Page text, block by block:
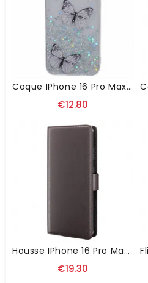
Coque IPhone 16 Pro Max Papillons Scintillants
€12.80
Housse IPhone 16 Pro Max Véritable Cuir
€19.30